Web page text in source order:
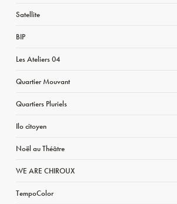
Satellite
BIP
Les Ateliers 04
Quartier Mouvant
Quartiers Pluriels
Ilo citoyen
Noël au Théâtre
WE ARE CHIROUX
TempoColor